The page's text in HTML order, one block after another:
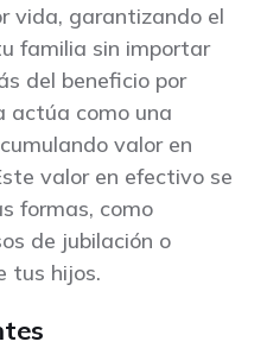
vida, garantizando el
familia sin importar
del beneficio por
actúa como una
valor en
valor en efectivo se
formas, como
de jubilación o
tus hijos.